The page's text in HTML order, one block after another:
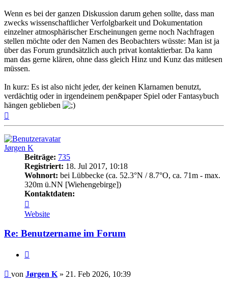
Wenn es bei der ganzen Diskussion darum gehen sollte, dass man
zwecks wissenschaftlicher Verfolgbarkeit und Dokumentation
einzelner atmosphärischer Erscheinungen gerne noch Nachfragen
stellen möchte oder den Namen des Beobachters wüsste: Man ist ja
über das Forum grundsätzlich auch privat kontaktierbar. Da kann
man das gerne klären, ohne dass gleich Hinz und Kunz das mitlesen
müssen.
In kurz: Es ist also nicht jeder, der keinen Klarnamen benutzt,
verdächtig oder in irgendeinem pen&paper Spiel oder Fantasybuch
hängen geblieben
Jørgen K
Beiträge: 735
Registriert: 18. Jul 2017, 10:18
Wohnort: bei Lübbecke (ca. 52.3°N / 8.7°O, ca. 71m - max.
320m ü.NN [Wiehengebirge])
Kontaktdaten:
von
Jørgen
Website
Re: Benutzername im Forum
Beitrag
von Jørgen K » 21. Feb 2026, 10:39